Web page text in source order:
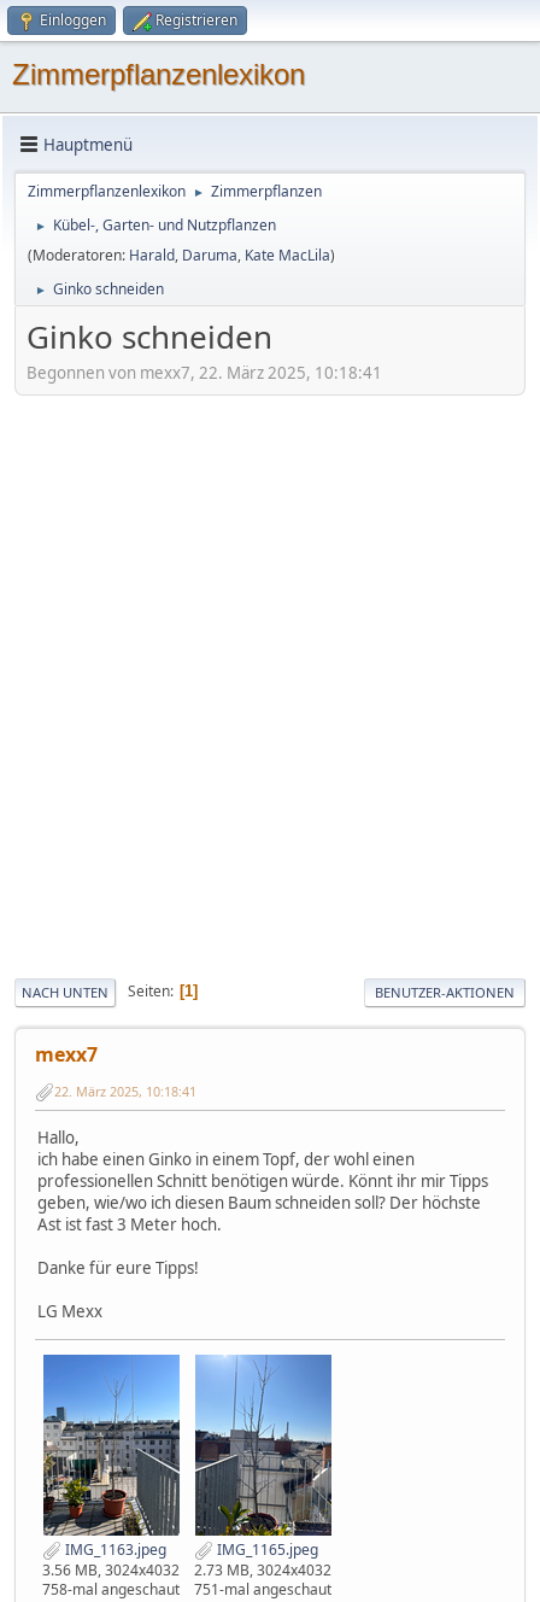
Einloggen Registrieren
Zimmerpflanzenlexikon
Hauptmenü
Zimmerpflanzenlexikon ► Zimmerpflanzen
►
Kübel-, Garten- und Nutzpflanzen
(Moderatoren: Harald, Daruma, Kate MacLila)
► Ginko schneiden
Ginko schneiden
Begonnen von mexx7, 22. März 2025, 10:18:41
NACH UNTEN Seiten 1 BENUTZER-AKTIONEN
mexx7
22. März 2025, 10:18:41
Hallo,
ich habe einen Ginko in einem Topf, der wohl einen
professionellen Schnitt benötigen würde. Könnt ihr mir Tipps
geben, wie/wo ich diesen Baum schneiden soll? Der höchste
Ast ist fast 3 Meter hoch.
Danke für eure Tipps!
LG Mexx
IMG_1163.jpeg
3.56 MB, 3024x4032
758-mal angeschaut
IMG_1165.jpeg
2.73 MB, 3024x4032
751-mal angeschaut